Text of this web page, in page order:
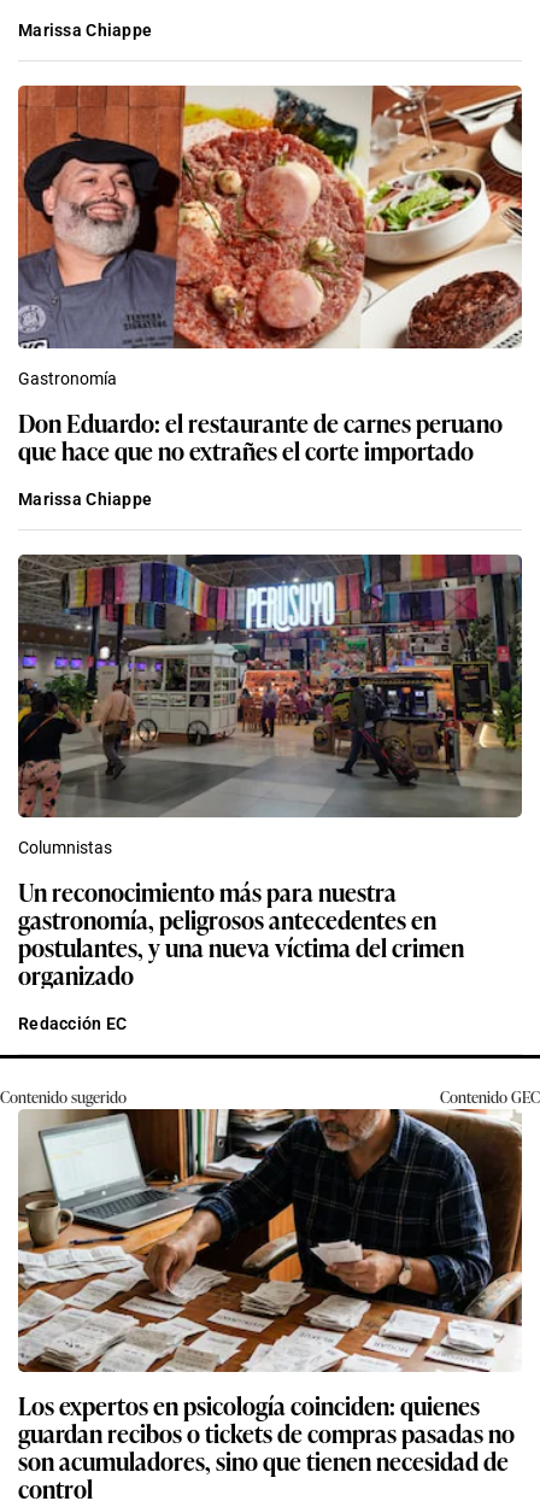
Marissa Chiappe
Gastronomía
Don Eduardo: el restaurante de carnes peruano
que hace que no extrañes el corte importado
Marissa Chiappe
Columnistas
Un reconocimiento más para nuestra
gastronomía, peligrosos antecedentes en
postulantes, y una nueva víctima del crimen
organizado
Redacción EC
Contenido sugerido ContenidoGEC
Los expertos en psicología coinciden: quienes
guardan recibos o tickets de compras pasadas no
son acumuladores, sino que tienen necesidad de
control